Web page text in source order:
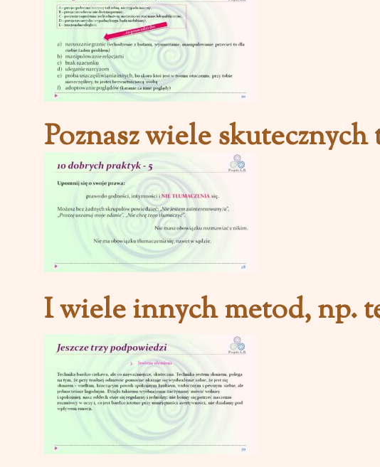
Poznasz wiele
I wiele innych metod, np.